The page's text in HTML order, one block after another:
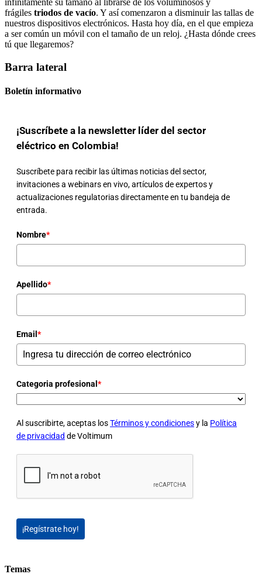
infinitamente su tamaño al librarse de los voluminosos y
frágiles triodos de vacío. Y así comenzaron a disminuir las tallas de
nuestros dispositivos electrónicos. Hasta hoy día, en el que empieza
a ser común un móvil con el tamaño de un reloj. ¿Hasta dónde crees
tú que llegaremos?
Barra lateral
Boletín informativo
¡Suscríbete a la newsletter líder del sector
eléctrico en Colombia!
Suscríbete para recibir las últimas noticias del sector,
invitaciones a webinars en vivo, artículos de expertos y
actualizaciones regulatorias directamente en tu bandeja de
entrada.
Nombre*
Apellido*
Email *
Categoria profesional *
Al suscribirte, aceptas losTérminos y condicionesy la Política
de privacidad de Voltimum
¡Regístrate hoy!
Temas